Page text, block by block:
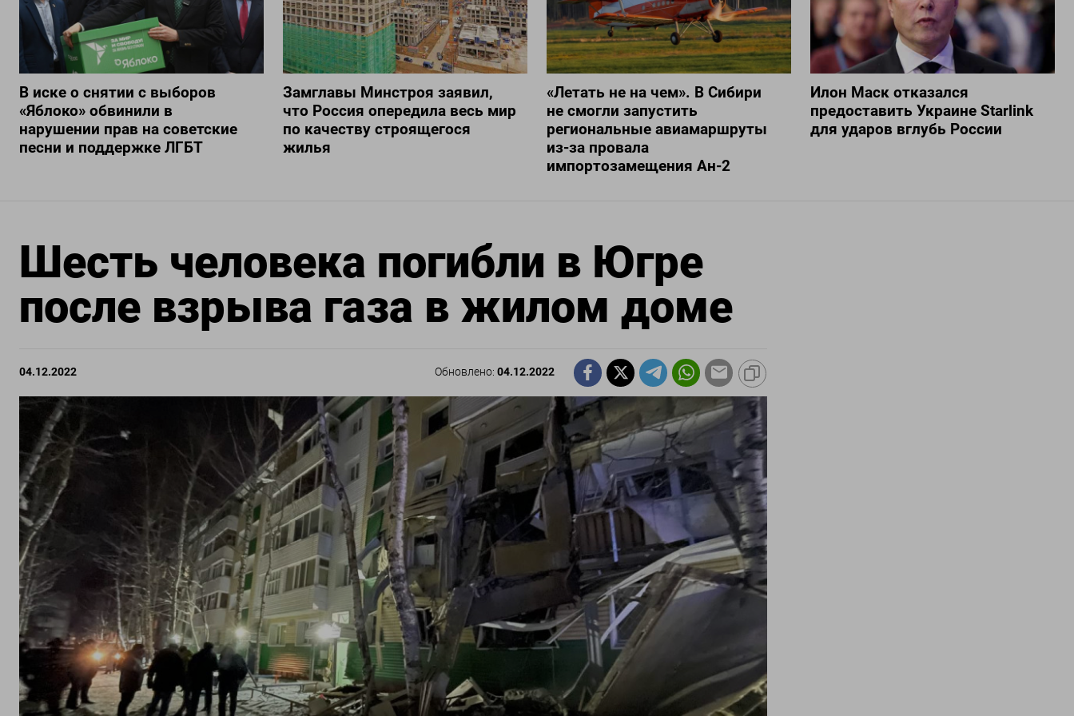
В иске о снятии с выборов
«Яблоко» обвинили в
нарушении прав на советские
песни и поддержке ЛГБТ
Замглавы Минстроя заявил,
что Россия опередила весь мир
по качеству строящегося
жилья
«Летать не на чем». В Сибири
не смогли запустить
региональные авиамаршруты
из-за провала
импортозамещения Ан-2
Илон Маск отказался
предоставить Украине Starlink
для ударов вглубь России
Шесть человека погибли в Югре
после взрыва газа в жилом доме
04.12.2022 Обновлено:04.12.2022